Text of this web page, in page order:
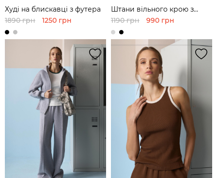
Худі на блискавці з футера
1890 грн
1250 грн
Штани вільного крою з
футера
1190 грн 990 грн